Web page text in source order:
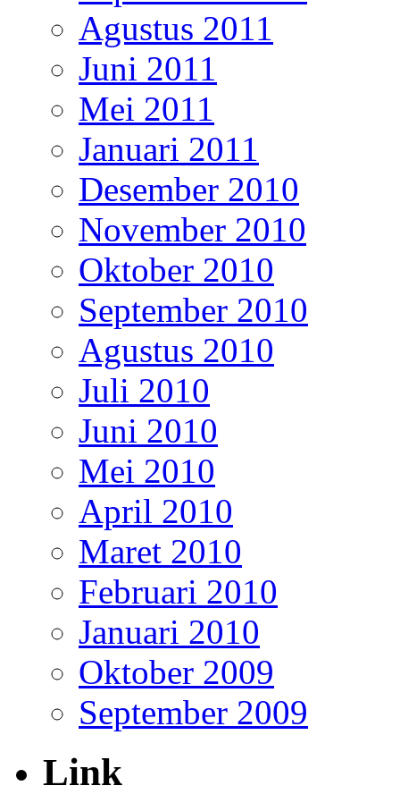
Agustus 2011
Juni 2011
Mei 2011
Januari 2011
Desember 2010
November 2010
Oktober 2010
September 2010
Agustus 2010
Juli 2010
Juni 2010
Mei 2010
April 2010
Maret 2010
Februari 2010
Januari 2010
Oktober 2009
September 2009
Link